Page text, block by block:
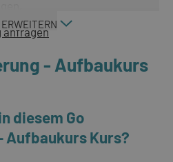
anfragen
- Aufbaukurs
diesem Go
Aufbaukurs Kurs?